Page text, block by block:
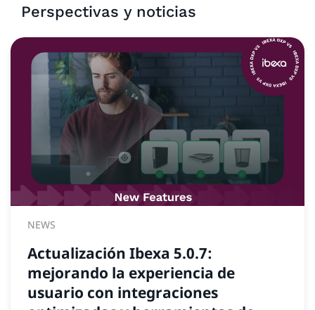
Perspectivas y noticias
NEWS
Actualización Ibexa 5.0.7:
mejorando la experiencia de
usuario con integraciones